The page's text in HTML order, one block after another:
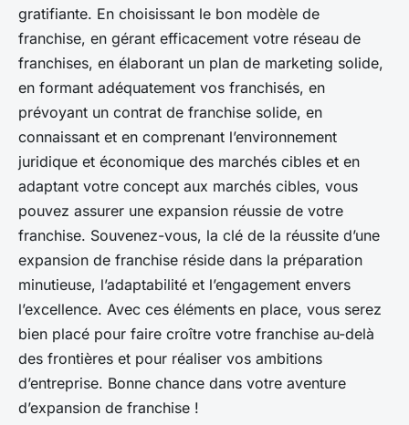
gratifiante. En choisissant le bon modèle de
franchise, en gérant efficacement votre réseau de
franchises, en élaborant un plan de marketing solide,
en formant adéquatement vos franchisés, en
prévoyant un contrat de franchise solide, en
connaissant et en comprenant l’environnement
juridique et économique des marchés cibles et en
adaptant votre concept aux marchés cibles, vous
pouvez assurer une expansion réussie de votre
franchise. Souvenez-vous, la clé de la réussite d’une
expansion de franchise réside dans la préparation
minutieuse, l’adaptabilité et l’engagement envers
l’excellence. Avec ces éléments en place, vous serez
bien placé pour faire croître votre franchise au-delà
des frontières et pour réaliser vos ambitions
d’entreprise. Bonne chance dans votre aventure
d’expansion de franchise !